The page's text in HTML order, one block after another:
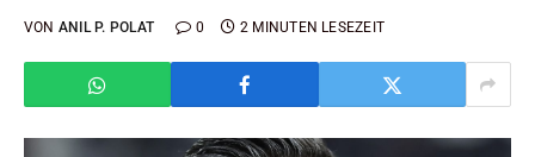
VON ANIL P. POLAT 0 2 MINUTEN LESEZEIT